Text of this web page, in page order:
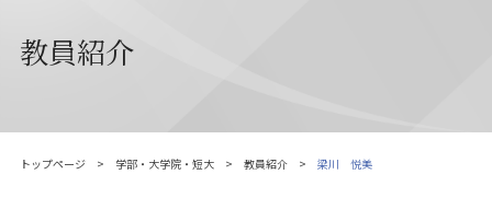
教員紹介
トップページ 学部・大学院・短大 教員紹介 梁川 悦美